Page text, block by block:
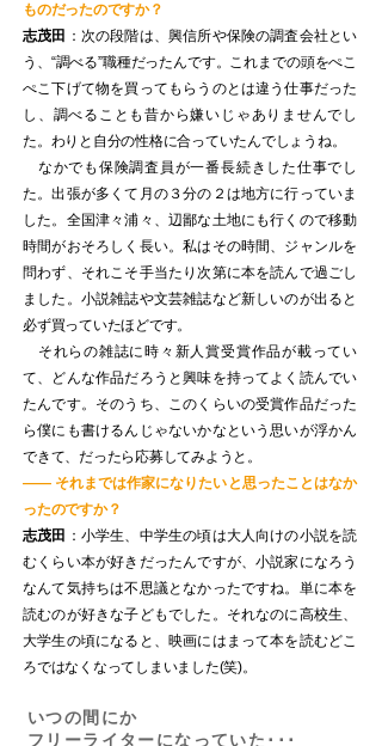
ものだったのですか？
志茂田 ：次の段階は、興信所や保険の調査会社とい
う、“調べる”職種だったんです。これまでの頭をぺこ
ぺこ下げて物を買ってもらうのとは違う仕事だった
し、調べることも昔から嫌いじゃありませんでし
た。わりと自分の性格に合っていたんでしょうね。
なかでも保険調査員が一番長続きした仕事でし
た。出張が多くて月の３分の２は地方に行っていま
した。全国津々浦々、辺鄙な土地にも行くので移動
時間がおそろしく長い。私はその時間、ジャンルを
問わず、それこそ手当たり次第に本を読んで過ごし
ました。小説雑誌や文芸雑誌など新しいのが出ると
必ず買っていたほどです。
それらの雑誌に時々新人賞受賞作品が載ってい
て、どんな作品だろうと興味を持ってよく読んでい
たんです。そのうち、このくらいの受賞作品だった
ら僕にも書けるんじゃないかなという思いが浮かん
できて、だったら応募してみようと。
—— それまでは作家になりたいと思ったことはなか
ったのですか？
志茂田 ：小学生、中学生の頃は大人向けの小説を読
むくらい本が好きだったんですが、小説家になろう
なんて気持ちは不思議となかったですね。単に本を
読むのが好きな子どもでした。それなのに高校生、
大学生の頃になると、映画にはまって本を読むどこ
ろではなくなってしまいました(笑)。
いつの間にか
フリーライターになっていた･･･